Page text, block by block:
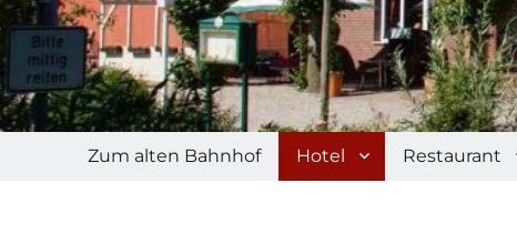
Zum alten Bahnhof Hotel Restaurant